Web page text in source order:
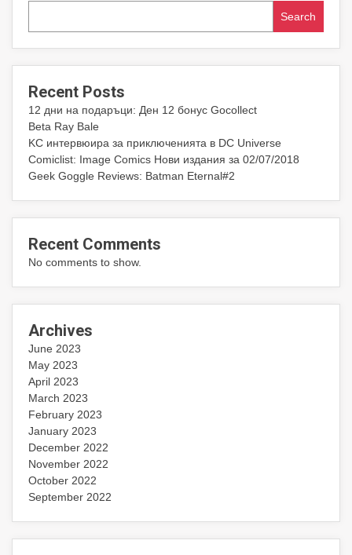
Search
Recent Posts
12 дни на подаръци: Ден 12 бонус Gocollect
Beta Ray Bale
KC интервюира за приключенията в DC Universe
Comiclist: Image Comics Нови издания за 02/07/2018
Geek Goggle Reviews: Batman Eternal#2
Recent Comments
No comments to show.
Archives
June 2023
May 2023
April 2023
March 2023
February 2023
January 2023
December 2022
November 2022
October 2022
September 2022